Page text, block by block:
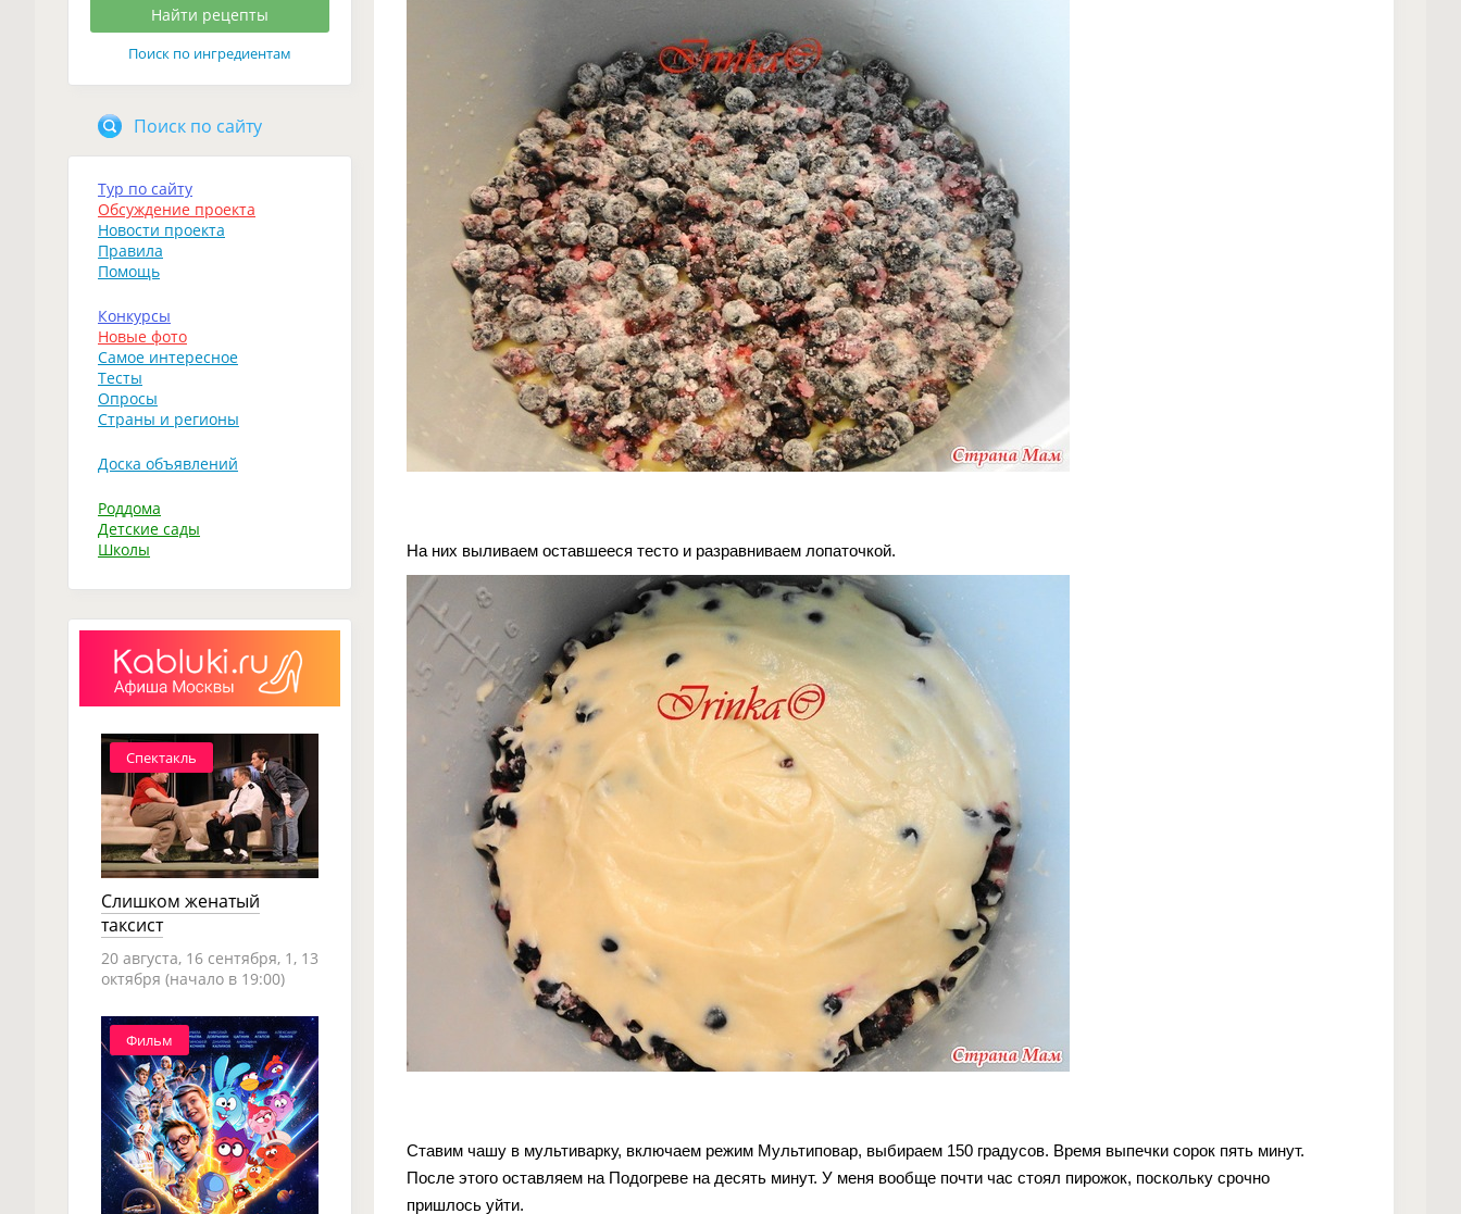
На них выливаем оставшееся тесто и разравниваем лопаточкой.
Ставим чашу в мультиварку, включаем режим Мультиповар, выбираем 150 градусов. Время выпечки сорок пять минут.
После этого оставляем на Подогреве на десять минут. У меня вообще почти час стоял пирожок, поскольку срочно
пришлось уйти.
Поиск по ингредиентам
Поиск по сайту
Тур по сайту
Обсуждение проекта
Новости проекта
Правила
Помощь
Конкурсы
Новые фото
Самое интересное
Тесты
Опросы
Страны и регионы
Доска объявлений
Роддома
Детские сады
Школы
Спектакль
Слишком женатый
таксист
20 августа, 16 сентября, 1, 13
октября (начало в 19:00)
Фильм